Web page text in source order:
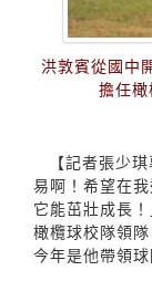
洪敦賓從國中
擔任橄
【記者張少
易啊！希望在
它能茁壯成長
橄欖球校隊領
今年是他帶領